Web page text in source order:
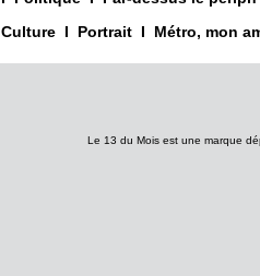
Culture I Portrait I Métro, mon
Le 13 du Mois est une marque